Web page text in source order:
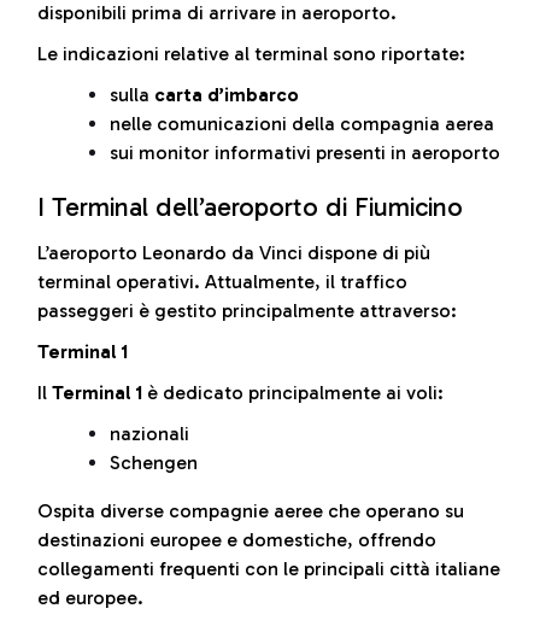
disponibili prima di arrivare in aeroporto.
Le indicazioni relative al terminal sono riportate:
sulla carta d’imbarco
nelle comunicazioni della compagnia aerea
sui monitor informativi presenti in aeroporto
I Terminal dell’aeroporto di Fiumicino
L’aeroporto Leonardo da Vinci dispone di più
terminal operativi. Attualmente, il traffico
passeggeri è gestito principalmente attraverso:
Terminal 1
Il Terminal 1 è dedicato principalmente ai voli:
nazionali
Schengen
Ospita diverse compagnie aeree che operano su
destinazioni europee e domestiche, offrendo
collegamenti frequenti con le principali città italiane
ed europee.